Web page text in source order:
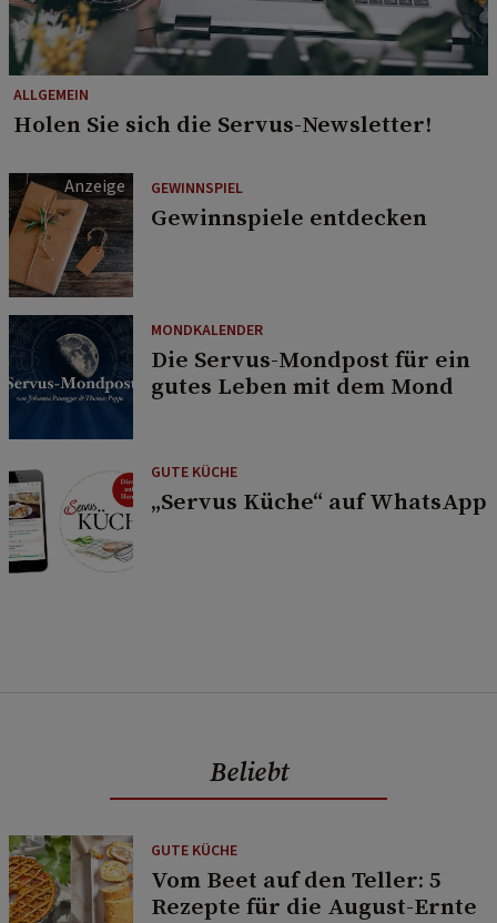
GEWINNSPIEL
Gewinnspiele entdecken
MONDKALENDER
Die Servus-Mondpost für ein
gutes Leben mit dem Mond
GUTE KÜCHE
„Servus Küche“ auf WhatsApp
ALLGEMEIN
Holen Sie sich die Servus-Newsletter!
Beliebt
GUTE KÜCHE
Vom Beet auf den Teller: 5
Rezepte für die August-Ernte